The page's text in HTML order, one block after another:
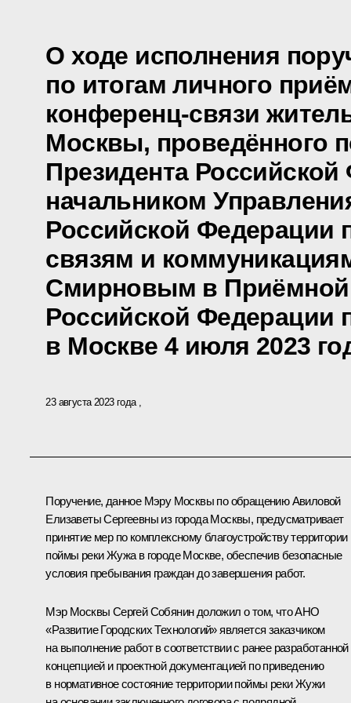
О ходе исполнения
по итогам личного
конференц-связи
Москвы, проведённого
Президента
начальником
Российской Федерации
связям и
Смирновым в Приёмной
Российской Федерации
в Москве 4 июля 2023
23 августа 2023 года
Поручение, данное Мэру Москвы по обращению Авиловой
Елизаветы Сергеевны из города Москвы, предусматривает
принятие мер по комплексному благоустройству территории
поймы реки Жужа в городе Москве, обеспечив безопасные
условия пребывания граждан до завершения работ.
Мэр Москвы Сергей Собянин доложил о том, что АНО
«Развитие Городских Технологий» является заказчиком
на выполнение работ в соответствии с ранее разработанной
концепцией и проектной документацией по приведению
в нормативное состояние территории поймы реки Жужи